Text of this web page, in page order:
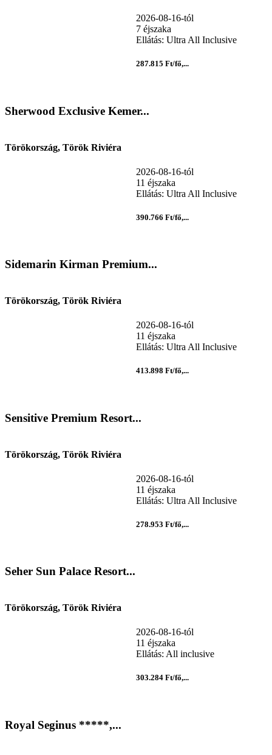
2026-08-16-tól
7 éjszaka
Ellátás: Ultra All Inclusive
287.815 Ft/fő,...
Sherwood Exclusive Kemer...
Törökország, Török Riviéra
2026-08-16-tól
11 éjszaka
Ellátás: Ultra All Inclusive
390.766 Ft/fő,...
Sidemarin Kirman Premium...
Törökország, Török Riviéra
2026-08-16-tól
11 éjszaka
Ellátás: Ultra All Inclusive
413.898 Ft/fő,...
Sensitive Premium Resort...
Törökország, Török Riviéra
2026-08-16-tól
11 éjszaka
Ellátás: Ultra All Inclusive
278.953 Ft/fő,...
Seher Sun Palace Resort...
Törökország, Török Riviéra
2026-08-16-tól
11 éjszaka
Ellátás: All inclusive
303.284 Ft/fő,...
Royal Seginus *****,...